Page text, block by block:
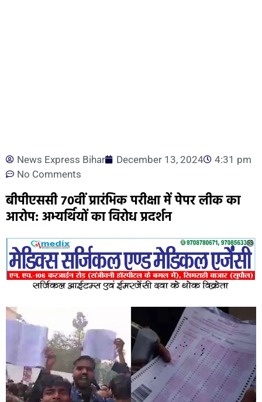
News Express Bihar December 13, 2024
4:31 pm
No Comments
बीपीएससी 70वीं प्रारंभिक परीक्षा में पेपर लीक का
आरोप: अभ्यर्थियों का विरोध प्रदर्शन